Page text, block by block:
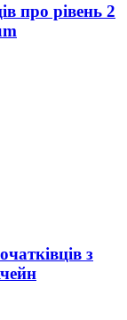
про рівень 2
з